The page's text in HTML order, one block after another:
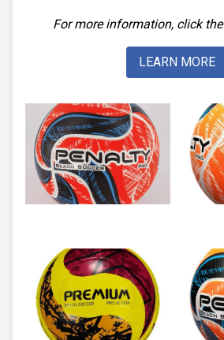
For more information, click
LEARN MORE